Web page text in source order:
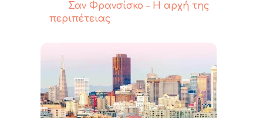
Σαν Φρανσίσκο – Η αρχή της
περιπέτειας